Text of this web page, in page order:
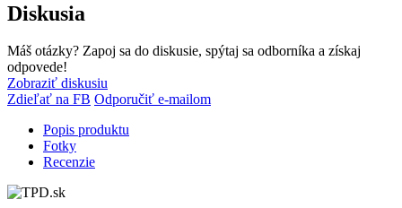
Diskusia
Máš otázky? Zapoj sa do diskusie, spýtaj sa odborníka a získaj
odpovede!
Zobraziť diskusiu
Zdieľať na FB Odporučiť e-mailom
Popis produktu
Fotky
Recenzie